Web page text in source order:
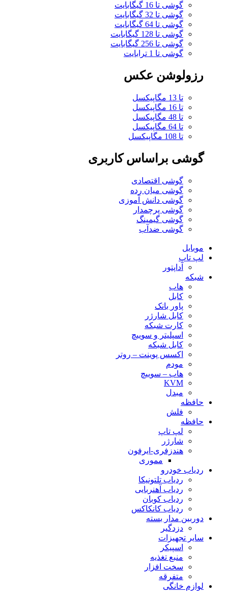
گوشی تا 16 گیگابایت
گوشی تا 32 گیگابایت
گوشی تا 64 گیگابایت
گوشی تا 128 گیگابایت
گوشی تا 256 گیگابایت
گوشی تا 1 ترابایت
رزولوشن عکس
تا 13 مگاپیکسل
تا 16 مگاپیکسل
تا 48 مگاپیکسل
تا 64 مگاپیکسل
تا 108 مگاپیکسل
گوشی براساس کاربری
گوشی اقتصادی
گوشی میان رده
گوشی دانش آموزی
گوشی پرچمدار
گوشی گیمینگ
گوشی ضدآب
موبایل
لپ تاپ
آداپتور
شبکه
هاب
کابل
پاور بانک
کابل شارژر
کارت شبکه
اسپلیتر و سوییچ
کابل شبکه
اکسس پوینت – روتر
مودم
هاب – سوییچ
KVM
مبدل
حافظه
فلش
حافظه
لپ تاپ
شارژر
هندزفری-ایرفون
مموری
ردیاب خودرو
ردیاب تلتونیکا
ردیاب آهنربایی
ردیاب کوبان
ردیاب کانکاکس
دوربین مدار بسته
دزدگیر
سایر تجهیزات
اسپیکر
منبع تغذیه
سخت افزار
متفرقه
لوازم خانگی